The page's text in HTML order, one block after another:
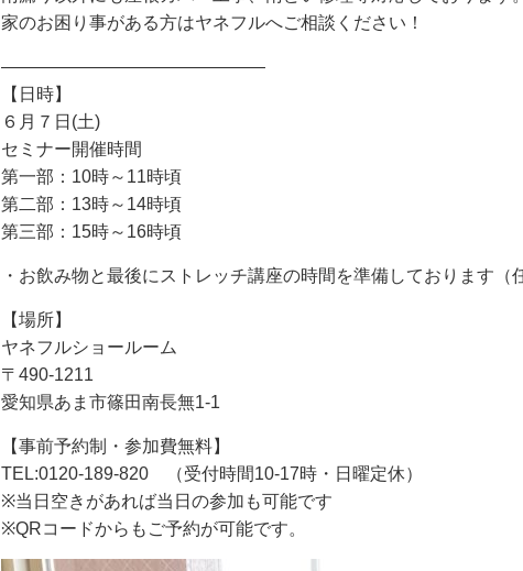
家のお困り事がある方はヤネフルへご相談ください！
———————————————
【日時】
６月７日(土)
セミナー開催時間
第一部：10時～11時頃
第二部：13時～14時頃
第三部：15時～16時頃
・お飲み物と最後にストレッチ講座の時間を準備しております（
【場所】
ヤネフルショールーム
〒490-1211
愛知県あま市篠田南長無1-1
【事前予約制・参加費無料】
TEL:0120-189-820 （受付時間10-17時・日曜定休）
※当日空きがあれば当日の参加も可能です
※QRコードからもご予約が可能です。